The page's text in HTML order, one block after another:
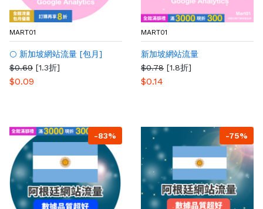
MART01
🌕 新加坡網站流量 [包月]
$0.69 [1.3折]
$0.09
MART01
新加坡網站流量
$0.78 [1.8折]
$0.14
-83% -75%